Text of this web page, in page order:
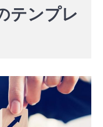
テンプレ